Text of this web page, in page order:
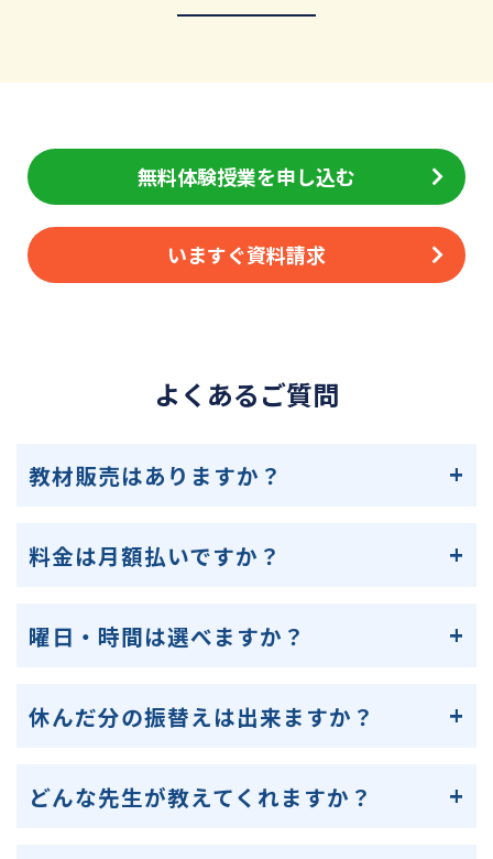
無料体験授業を申し込む
いますぐ資料請求
よくあるご質問
教材販売はありますか？
料金は月額払いですか？
曜日・時間は選べますか？
休んだ分の振替えは出来ますか？
どんな先生が教えてくれますか？